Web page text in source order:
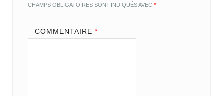
CHAMPS OBLIGATOIRES SONT INDIQUÉS AVEC*
COMMENTAIRE *